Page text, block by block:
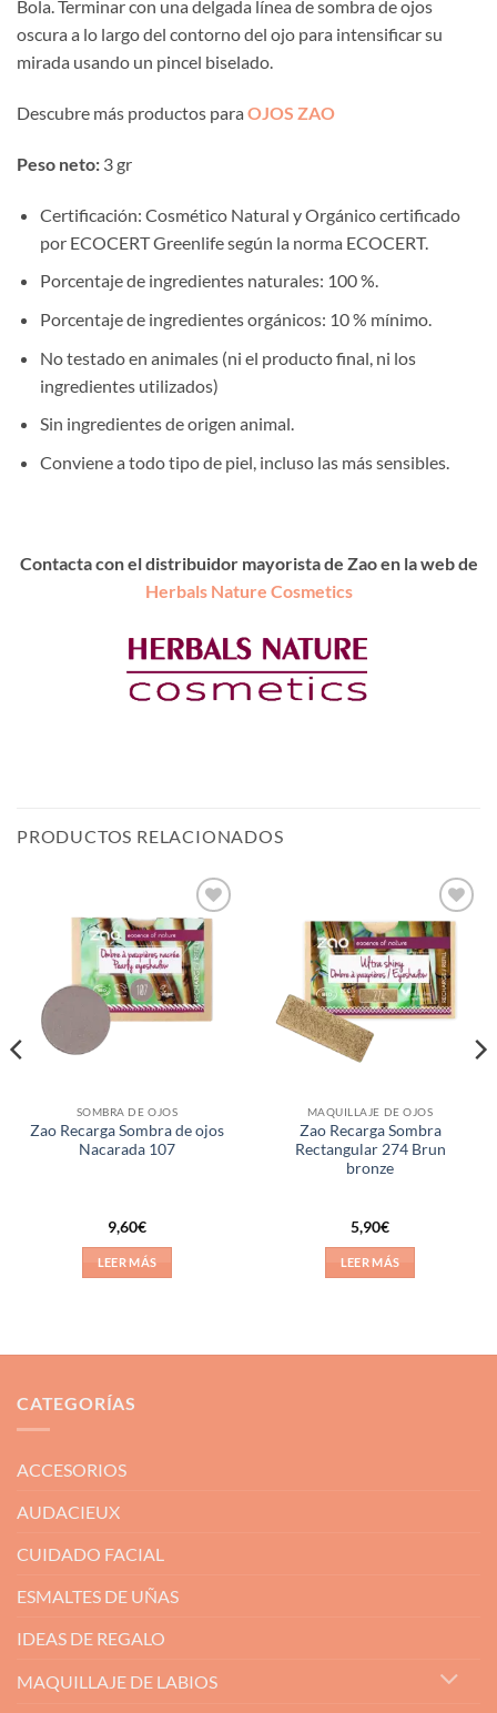
Bola. Terminar con una delgada línea de sombra de ojos
oscura a lo largo del contorno del ojo para intensificar su
mirada usando un pincel biselado.
Descubre más productos para OJOS ZAO
Peso neto: 3 gr
Certificación: Cosmético Natural y Orgánico certificado
por ECOCERT Greenlife según la norma ECOCERT.
Porcentaje de ingredientes naturales: 100 %.
Porcentaje de ingredientes orgánicos: 10 % mínimo.
No testado en animales (ni el producto final, ni los
ingredientes utilizados)
Sin ingredientes de origen animal.
Conviene a todo tipo de piel, incluso las más sensibles.
Contacta con el distribuidor mayorista de Zao en la web de
Herbals Nature Cosmetics
PRODUCTOS RELACIONADOS
Añadir
a la
lista de
deseos
SOMBRA DE OJOS
Zao Recarga Sombra de ojos
Nacarada 107
9,60€
LEER MÁS
Añadir
lista de
deseos
MAQUILLAJE DE OJOS
Zao Recarga Sombra
Rectangular 274 Brun
bronze
5,90€
LEER MÁS
CATEGORÍAS
ACCESORIOS
AUDACIEUX
CUIDADO FACIAL
ESMALTES DE UÑAS
IDEAS DE REGALO
MAQUILLAJE DE LABIOS